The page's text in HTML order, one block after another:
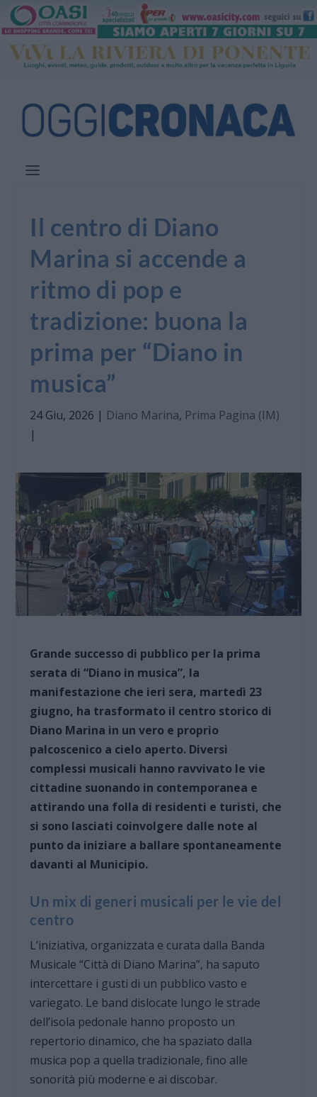
Il centro di Diano
Marina si accende a
ritmo di pop e
tradizione: buona la
prima per “Diano in
musica”
24 Giu, 2026 | Diano Marina, Prima Pagina (IM)
|
Grande successo di pubblico per la prima
serata di “Diano in musica”, la
manifestazione che ieri sera, martedì 23
giugno, ha trasformato il centro storico di
Diano Marina in un vero e proprio
palcoscenico a cielo aperto. Diversi
complessi musicali hanno ravvivato le vie
cittadine suonando in contemporanea e
attirando una folla di residenti e turisti, che
si sono lasciati coinvolgere dalle note al
punto da iniziare a ballare spontaneamente
davanti al Municipio.
Un mix di generi musicali per le vie del
centro
L’iniziativa, organizzata e curata dalla Banda
Musicale “Città di Diano Marina”, ha saputo
intercettare i gusti di un pubblico vasto e
variegato. Le band dislocate lungo le strade
dell’isola pedonale hanno proposto un
repertorio dinamico, che ha spaziato dalla
musica pop a quella tradizionale, fino alle
sonorità più moderne e ai discobar.